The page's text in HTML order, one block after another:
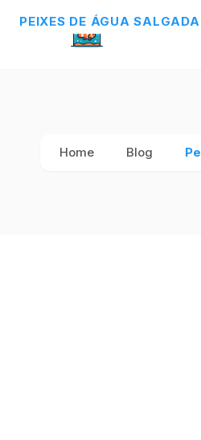
Home Blog
PEIXES DE ÁGUA SALGADA
PEIXES DE ÁGUA SALGADA
PEIXES DE ÁGUA SALGADA